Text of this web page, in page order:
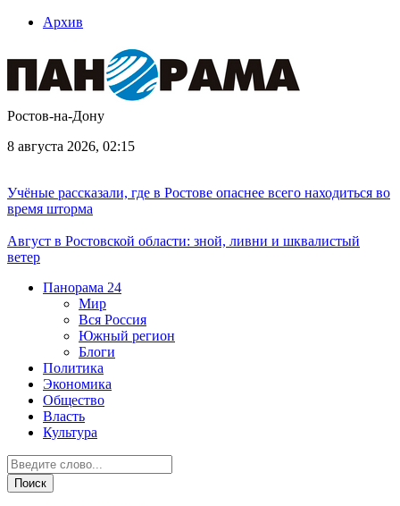
Архив
Ростов-на-Дону
8 августа 2026, 02:15
Учёные рассказали, где в Ростове опаснее всего находиться во
время шторма
Август в Ростовской области: зной, ливни и шквалистый
ветер
Панорама 24
Мир
Вся Россия
Южный регион
Блоги
Политика
Экономика
Общество
Власть
Культура